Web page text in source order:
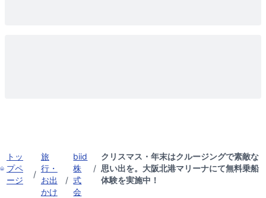
トッ
プペ
ージ
/
旅
行・
お出
かけ
/
biid
株
式
会
/
クリスマス・年末はクルージングで素敵な
思い出を。大阪北港マリーナにて無料乗船
体験を実施中！